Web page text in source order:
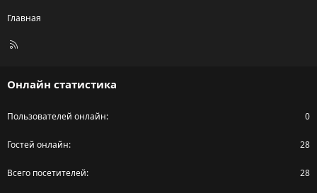
Главная
R
Онлайн статистика
Пользователей онлайн 0
Гостей онлайн 28
Всего посетителей 28